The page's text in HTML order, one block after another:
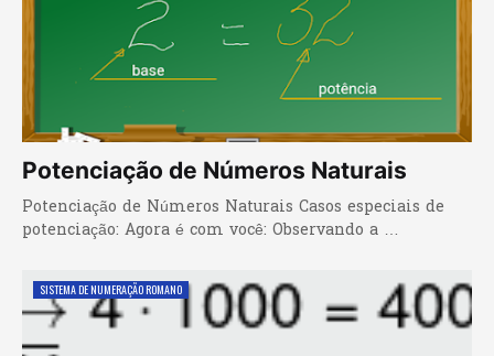
Potenciação de Números Naturais
Potenciação de Números Naturais Casos especiais de
potenciação: Agora é com você: Observando a …
SISTEMA DE NUMERAÇÃO ROMANO